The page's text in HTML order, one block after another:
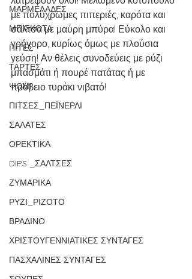
ΜΑΡΜΕΛΑΔΕΣ
ΜΠΙΣΚΟΤΑ
ΠΙΤΕΣ
ΤΑΡΤΕΣ
ΨΩΜΙ
ΠΙΤΣΕΣ_ΠΕΪΝΕΡΛΙ
ΣΑΛΑΤΕΣ
ΟΡΕΚΤΙΚΑ
DIPS _ΣΑΛΤΣΕΣ
ΖΥΜΑΡΙΚΑ
ΡΥΖΙ_ΡΙΖΟΤΟ
ΒΡΑΔΙΝΟ
ΧΡΙΣΤΟΥΓΕΝΝΙΑΤΙΚΕΣ ΣΥΝΤΑΓΕΣ
ΠΑΣΧΑΛΙΝΕΣ ΣΥΝΤΑΓΕΣ
με πολύχρωμες πιπεριές, καρότα και
σάλτσα με μαύρη μπύρα! Εύκολο και
γρήγορο, κυρίως όμως με πλούσια
γεύση! Αν θέλεις συνοδεύεις με ρύζι
μπασμάτι ή πουρέ πατάτας ή με
πρόβειο τυράκι νιβατό!